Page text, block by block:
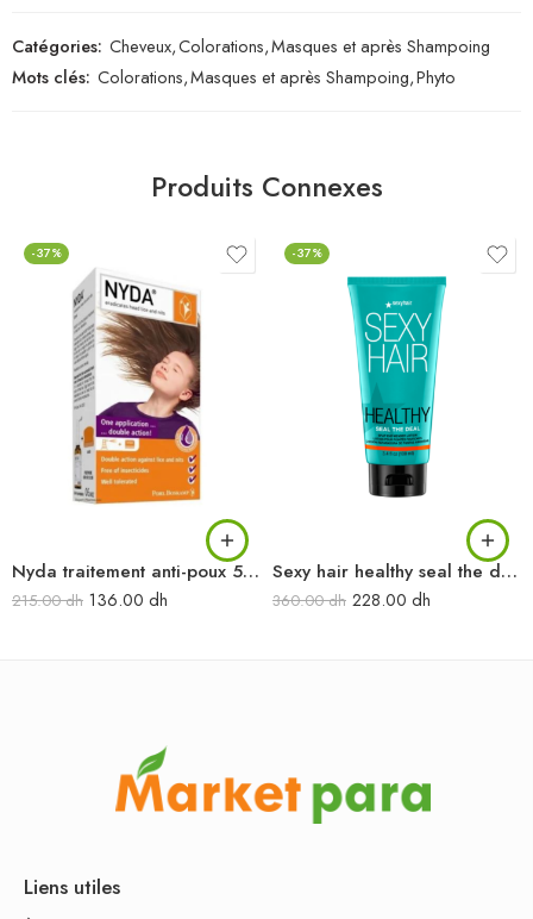
Catégories: Cheveux,Colorations,Masques et après Shampoing
Mots clés: Colorations,Masques et après Shampoing,Phyto
Produits Connexes
-37%
Nyda traitement anti-poux 50 ml
215.00dh 136.00 dh
-37%
Sexy hair healthy seal the deal 100 ml
360.00dh 228.00 dh
Liens utiles